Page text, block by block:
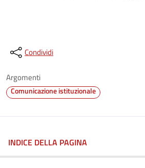
Condividi
Argomenti
Comunicazione istituzionale
INDICE DELLA PAGINA